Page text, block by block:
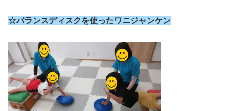
☆バランスディスクを使ったワニジャンケン